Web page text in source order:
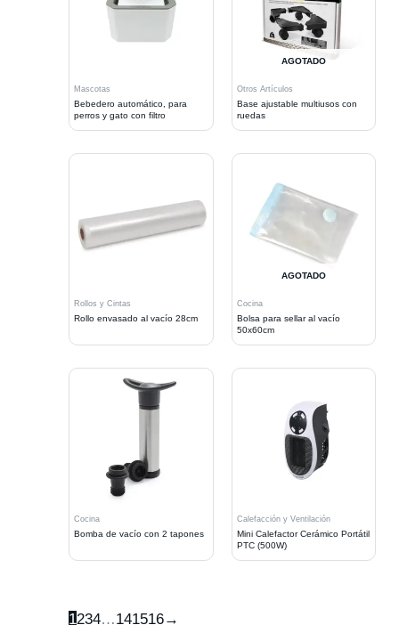
Mascotas
Bebedero automático, para
perros y gato con filtro
AGOTADO
Otros Artículos
Base ajustable multiusos con
ruedas
Rollos y Cintas
Rollo envasado al vacío 28cm
AGOTADO
Cocina
Bolsa para sellar al vacío
50x60cm
Cocina
Bomba de vacío con 2 tapones
Calefacción y Ventilación
Mini Calefactor Cerámico Portátil
PTC (500W)
1234…141516→